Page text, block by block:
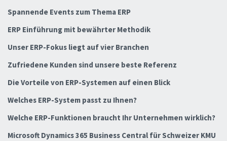
Spannende Events zum Thema ERP
ERP Einführung mit bewährter Methodik
Unser ERP-Fokus liegt auf vier Branchen
Zufriedene Kunden sind unsere beste Referenz
Die Vorteile von ERP-Systemen auf einen Blick
Welches ERP-System passt zu Ihnen?
Welche ERP-Funktionen braucht Ihr Unternehmen wirklich?
Microsoft Dynamics 365 Business Central für Schweizer KMU